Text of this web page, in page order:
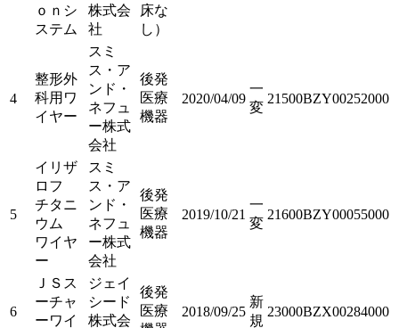
ｏｎシ
ステム
株式会
社
床な
し）
4
整形外
科用ワ
イヤー
スミ
ス・ア
ンド・
ネフュ
ー株式
会社
後発
医療
機器
2020/04/09
一
変
21500BZY00252000
5
イリザ
ロフ
チタニ
ウム
ワイヤ
ー
スミ
ス・ア
ンド・
ネフュ
ー株式
会社
後発
医療
機器
2019/10/21
一
変
21600BZY00055000
6
ＪＳス
ーチャ
ーワイ
ジェイ
シード
株式会
後発
医療
2018/09/25
新
規
23000BZX00284000